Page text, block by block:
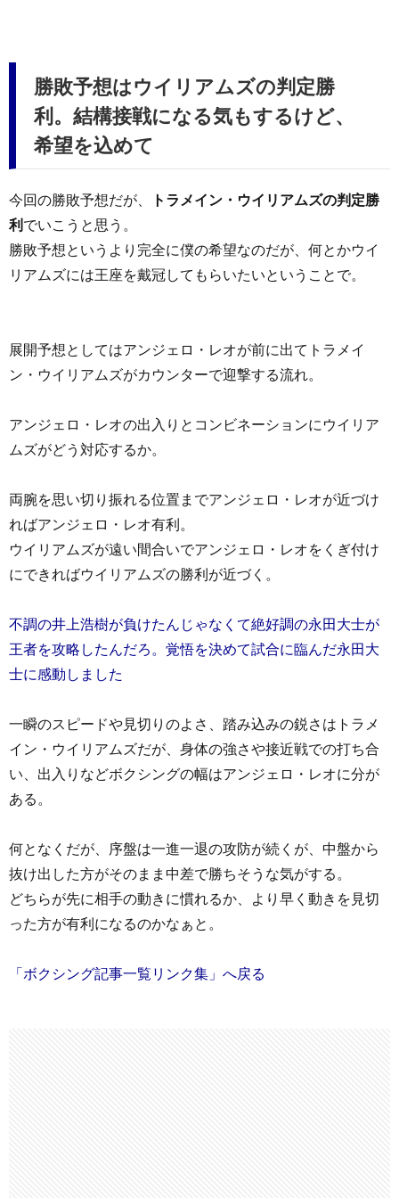
勝敗予想はウイリアムズの判定勝
利。結構接戦になる気もするけど、
希望を込めて
今回の勝敗予想だが、
トラメイン・ウイリアムズの判定勝
利でいこうと思う。
勝敗予想というより完全に僕の希望なのだが、何とかウイ
リアムズには王座を戴冠してもらいたいということで。
展開予想としてはアンジェロ・レオが前に出てトラメイ
ン・ウイリアムズがカウンターで迎撃する流れ。
アンジェロ・レオの出入りとコンビネーションにウイリア
ムズがどう対応するか。
両腕を思い切り振れる位置までアンジェロ・レオが近づけ
ればアンジェロ・レオ有利。
ウイリアムズが遠い間合いでアンジェロ・レオをくぎ付け
にできればウイリアムズの勝利が近づく。
不調の井上浩樹が負けたんじゃなくて絶好調の永田大士が
王者を攻略したんだろ。覚悟を決めて試合に臨んだ永田大
士に感動しました
一瞬のスピードや見切りのよさ、踏み込みの鋭さはトラメ
イン・ウイリアムズだが、身体の強さや接近戦での打ち合
い、出入りなどボクシングの幅はアンジェロ・レオに分が
ある。
何となくだが、序盤は一進一退の攻防が続くが、中盤から
抜け出した方がそのまま中差で勝ちそうな気がする。
どちらが先に相手の動きに慣れるか、より早く動きを見切
った方が有利になるのかなぁと。
「ボクシング記事一覧リンク集」へ戻る